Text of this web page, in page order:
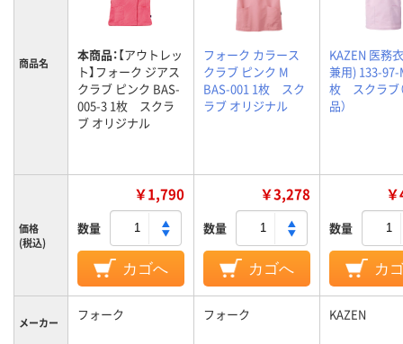
商品名 本商品：【アウトレッ
ト】フォーク ジアス
クラブ ピンク BAS-
005-3 1枚 スクラ
ブ オリジナル
フォーク カラース
クラブ ピンク M
BAS-001 1枚 スク
ラブ オリジナル
KAZEN 医務
兼用) 133-97-
枚 スクラブ
品）
価格
(税込)
￥1,790
数量
カゴへ
￥3,278
数量
カゴへ
数量
カ
メーカー フォーク フォーク KAZEN